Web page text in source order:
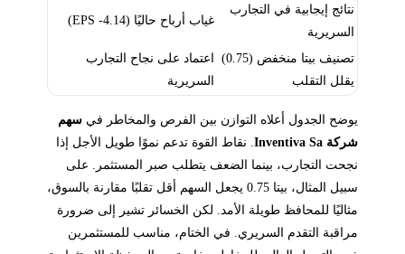
نتائج إيجابية في التجارب
السريرية
غياب أرباح حاليًا (EPS -4.14)
تصنيف بيتا منخفض (0.75)
يقلل التقلب
اعتماد على نجاح التجارب
السريرية
يوضح الجدول أعلاه التوازن بين الفرص والمخاطر في سهم
شركة Inventiva Sa
. نقاط القوة تدعم نموًا طويل الأجل إذا
نجحت التجارب، بينما الضعف يتطلب صبر المستثمر. على
سبيل المثال، بيتا 0.75 يجعل السهم أقل تقلبًا مقارنة بالسوق،
مثاليًا للمحافظ طويلة الأمد. لكن الخسائر تشير إلى ضرورة
مراقبة التقدم السريري. في الختام، مناسب للمستثمرين